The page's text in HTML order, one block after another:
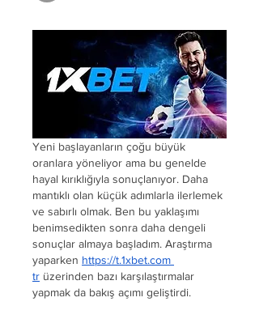
Yeni başlayanların çoğu büyük
oranlara yöneliyor ama bu genelde
hayal kırıklığıyla sonuçlanıyor. Daha
mantıklı olan küçük adımlarla ilerlemek
ve sabırlı olmak. Ben bu yaklaşımı
benimsedikten sonra daha dengeli
sonuçlar almaya başladım. Araştırma
yaparken https://t.1xbet.com
tr üzerinden bazı karşılaştırmalar
yapmak da bakış açımı geliştirdi.